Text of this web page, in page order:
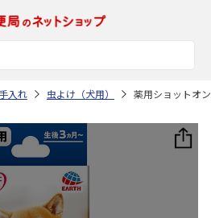
入れ 虫よけ（犬用） 薬用ショットオ